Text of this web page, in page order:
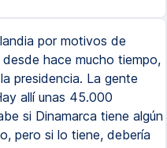
por motivos de
hace mucho tiempo,
presidencia. La gente
allí unas 45.000
si Dinamarca tiene algún
pero si lo tiene, debería